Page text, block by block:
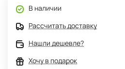
В наличии
Рассчитать доставку
Нашли дешевле?
Хочу в подарок